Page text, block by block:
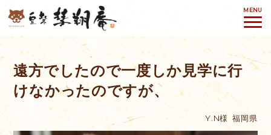
MENU
遠方でしたので一度しか見学に行
けなかったのですが、
Y.N様 福岡県